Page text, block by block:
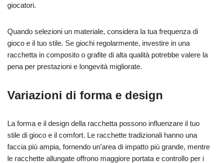
giocatori.
Quando selezioni un materiale, considera la tua frequenza di
gioco e il tuo stile. Se giochi regolarmente, investire in una
racchetta in composito o grafite di alta qualità potrebbe valere la
pena per prestazioni e longevità migliorate.
Variazioni di forma e design
La forma e il design della racchetta possono influenzare il tuo
stile di gioco e il comfort. Le racchette tradizionali hanno una
faccia più ampia, fornendo un’area di impatto più grande, mentre
le racchette allungate offrono maggiore portata e controllo per i